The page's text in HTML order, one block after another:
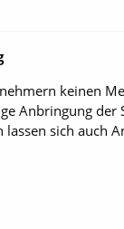
keinen
Anbringung
sich auch